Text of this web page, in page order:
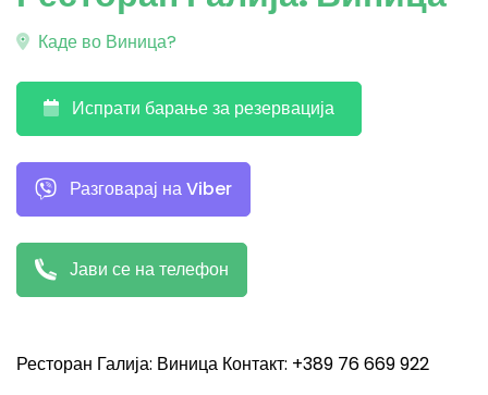
Каде во Виница?
Испрати барање за резервација
Разговарај на Viber
Јави се на телефон
Ресторан Галија: Виница Контакт: +389 76 669 922